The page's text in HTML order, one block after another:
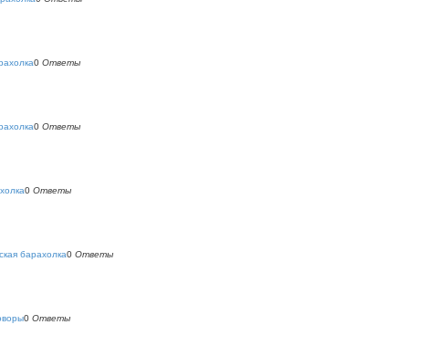
0 Ответы
0 Ответы
0 Ответы
барахолка0 Ответы
0 Ответы